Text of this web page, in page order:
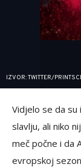
IZVOR: TWITTER/
Vidjelo se da
slavlju, ali niko
meč počne i da
evropskoj